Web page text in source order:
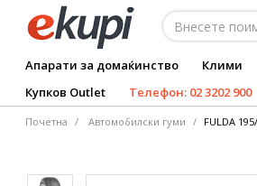
Апарати за домаќинство Клими
Купков Outlet
Телефон: 02 3202 900
Почетна Автомобилски гуми FULDA